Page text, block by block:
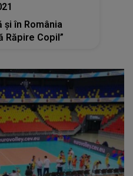
în România
Răpire Copil”